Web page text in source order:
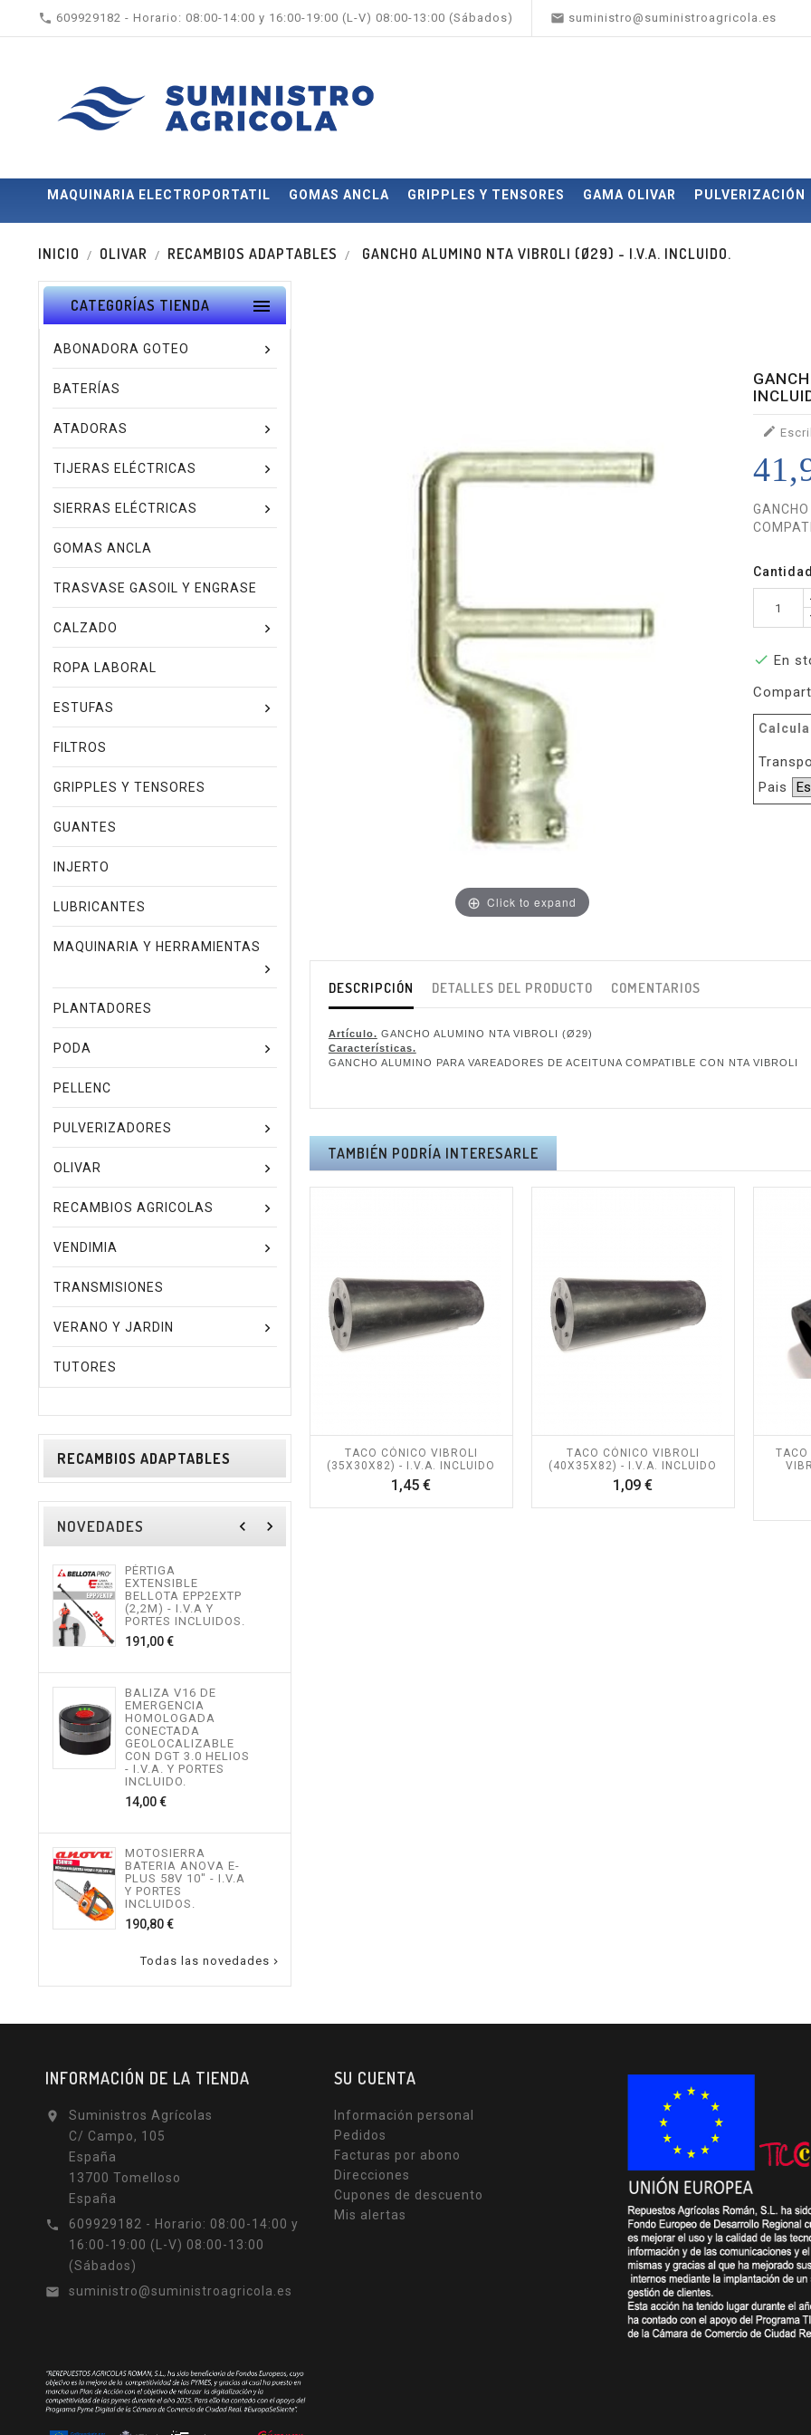
 609929182 - Horario: 08:00-14:00 y 16:00-19:00 (L-V) 08:00-13:00 (Sábados)  suministro@suministroagricola.es
MAQUINARIA ELECTROPORTATIL GOMAS ANCLA GRIPPLES Y TENSORES GAMA OLIVAR PULVERIZACIÓN
INICIO OLIVAR RECAMBIOS ADAPTABLES GANCHO ALUMINO NTA VIBROLI (Ø29) - I.V.A. INCLUIDO.
CATEGORÍAS TIENDA 
ABONADORA GOTEO
BATERÍAS
ATADORAS
TIJERAS ELÉCTRICAS
SIERRAS ELÉCTRICAS
GOMAS ANCLA
TRASVASE GASOIL Y ENGRASE
CALZADO
ROPA LABORAL
ESTUFAS
FILTROS
GRIPPLES Y TENSORES
GUANTES
INJERTO
LUBRICANTES
MAQUINARIA Y HERRAMIENTAS
PLANTADORES
PODA
PELLENC
PULVERIZADORES
OLIVAR
RECAMBIOS AGRICOLAS
VENDIMIA
TRANSMISIONES
VERANO Y JARDIN
TUTORES
RECAMBIOS ADAPTABLES
NOVEDADES navigate_before navigate_next
PÉRTIGA
EXTENSIBLE
BELLOTA EPP2EXTP
(2,2M) - I.V.A Y
PORTES INCLUIDOS.
191,00 €Precio
BALIZA V16 DE
EMERGENCIA
HOMOLOGADA
CONECTADA
GEOLOCALIZABLE
CON DGT 3.0 HELIOS
- I.V.A. Y PORTES
INCLUIDO.
14,00 €Precio
MOTOSIERRA
BATERIA ANOVA E-
PLUS 58V 10" - I.V.A
Y PORTES
INCLUIDOS.
190,80 €Precio
Todas las novedades 
Click to expand

 En
Pais
DESCRIPCIÓN DETALLES DEL PRODUCTO COMENTARIOS
Artículo. GANCHO ALUMINO NTA VIBROLI (Ø29)
Características.
GANCHO ALUMINO PARA VAREADORES DE ACEITUNA COMPATIBLE CON NTA VIBROLI
TAMBIÉN PODRÍA INTERESARLE
TACO CÓNICO VIBROLI
(35X30X82) - I.V.A. INCLUIDO
1,45 €Precio
TACO CÓNICO VIBROLI
(40X35X82) - I.V.A. INCLUIDO
1,09 €Precio
TACO
INFORMACIÓN DE LA TIENDA

Suministros Agrícolas
C/ Campo, 105
España
13700 Tomelloso
España

609929182 - Horario: 08:00-14:00 y
16:00-19:00 (L-V) 08:00-13:00
(Sábados)

suministro@suministroagricola.es
SU CUENTA
Información personal
Pedidos
Facturas por abono
Direcciones
Cupones de descuento
Mis alertas